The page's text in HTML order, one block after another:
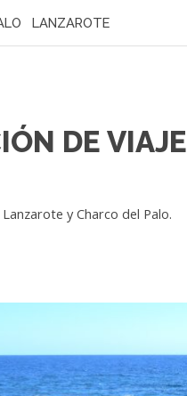
LANZAROTE
DE VIAJE
y Charco del Palo.